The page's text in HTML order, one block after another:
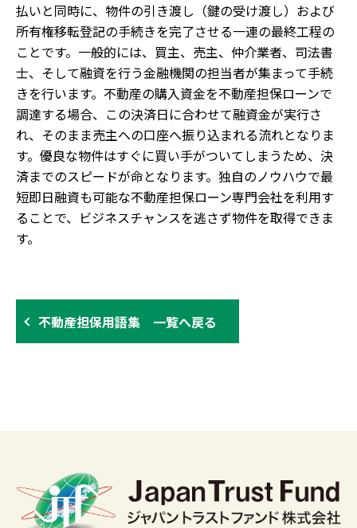
払いと同時に、物件の引き渡し（鍵の受け渡し）および
所有権移転登記の手続きを完了させる一連の最終工程の
ことです。一般的には、買主、売主、仲介業者、司法書
士、そして融資を行う金融機関の担当者が集まって手続
きを行います。不動産の購入資金を不動産担保ローンで
調達する場合、この決済日に合わせて融資金が実行さ
れ、そのまま売主への口座へ振り込まれる流れとなりま
す。優良な物件はすぐに買い手がついてしまうため、決
済までのスピードが命となります。独自のノウハウで最
短即日融資も可能な不動産担保ローン専門会社を利用す
ることで、ビジネスチャンスを逃さず物件を取得できま
す。
不動産担保用語集 一覧へ戻る